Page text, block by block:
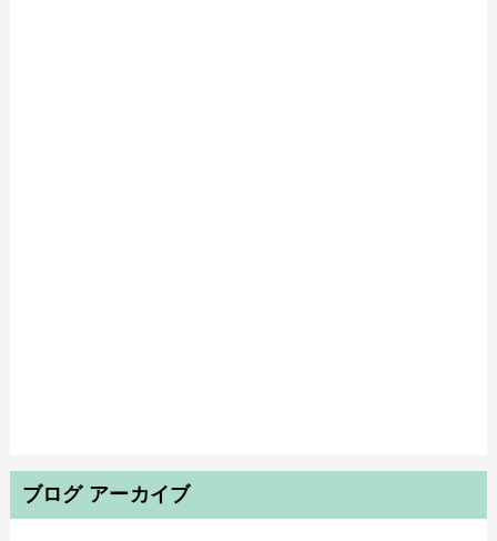
ブログ アーカイブ